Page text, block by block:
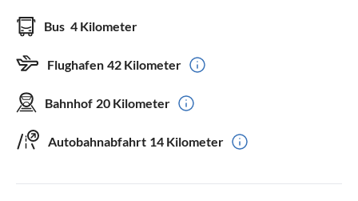
Bus 4 Kilometer
Flughafen 42 Kilometer
Bahnhof 20 Kilometer
Autobahnabfahrt 14 Kilometer